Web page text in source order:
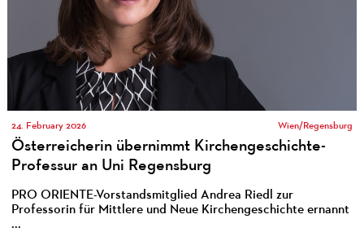
24. February 2026 Wien/Regensburg
Österreicherin übernimmt Kirchengeschichte-
Professur an Uni Regensburg
PRO ORIENTE-Vorstandsmitglied Andrea Riedl zur
Professorin für Mittlere und Neue Kirchengeschichte ernannt
...